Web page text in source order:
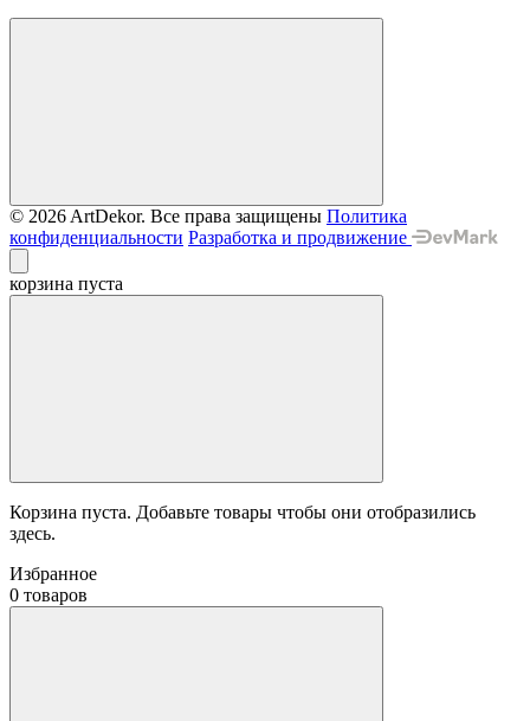
© 2026 ArtDekor. Все права защищены Политика
конфиденциальности Разработка и продвижение
корзина пуста
Корзина пуста. Добавьте товары чтобы они отобразились
здесь.
Избранное
0 товаров